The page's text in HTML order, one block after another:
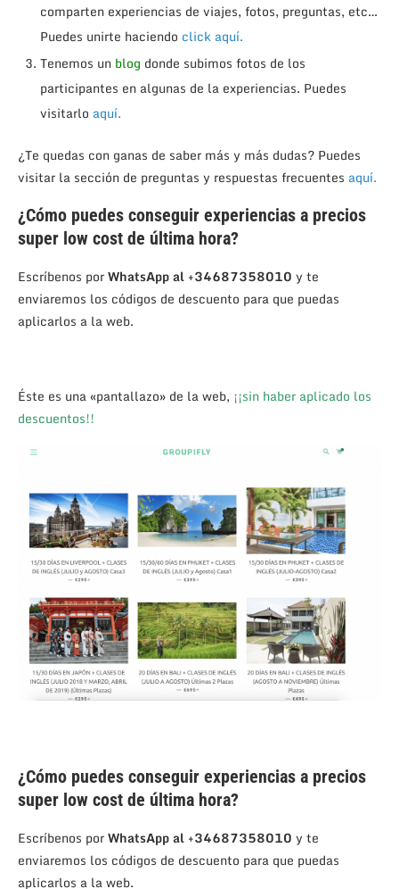
comparten experiencias de viajes, fotos, preguntas, etc…
Puedes unirte haciendo click aquí.
Tenemos un blog donde subimos fotos de los
participantes en algunas de la experiencias. Puedes
visitarlo aquí.
¿Te quedas con ganas de saber más y más dudas? Puedes
visitar la sección de preguntas y respuestas frecuentes aquí.
¿Cómo puedes conseguir experiencias a precios
super low cost de última hora?
Escríbenos porWhatsApp al +34687358010 y te
enviaremos los códigos de descuento para que puedas
aplicarlos a la web.
Éste es una «pantallazo» de la web, ¡¡sin haber aplicado los
descuentos!!
¿Cómo puedes conseguir experiencias a precios
super low cost de última hora?
Escríbenos porWhatsApp al +34687358010 y te
enviaremos los códigos de descuento para que puedas
aplicarlos a la web.